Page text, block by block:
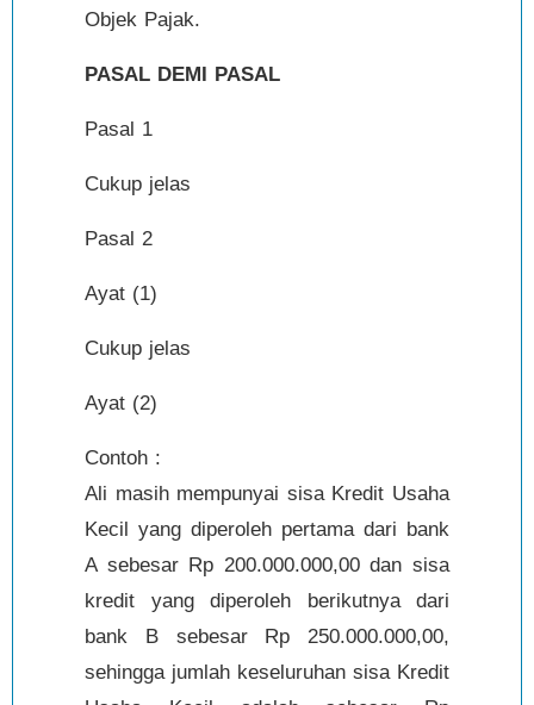
Objek Pajak.
PASAL DEMI PASAL
Pasal 1
Cukup jelas
Pasal 2
Ayat (1)
Cukup jelas
Ayat (2)
Contoh :
Ali masih mempunyai sisa Kredit Usaha
Kecil yang diperoleh pertama dari bank
A sebesar Rp 200.000.000,00 dan sisa
kredit yang diperoleh berikutnya dari
bank B sebesar Rp 250.000.000,00,
sehingga jumlah keseluruhan sisa Kredit